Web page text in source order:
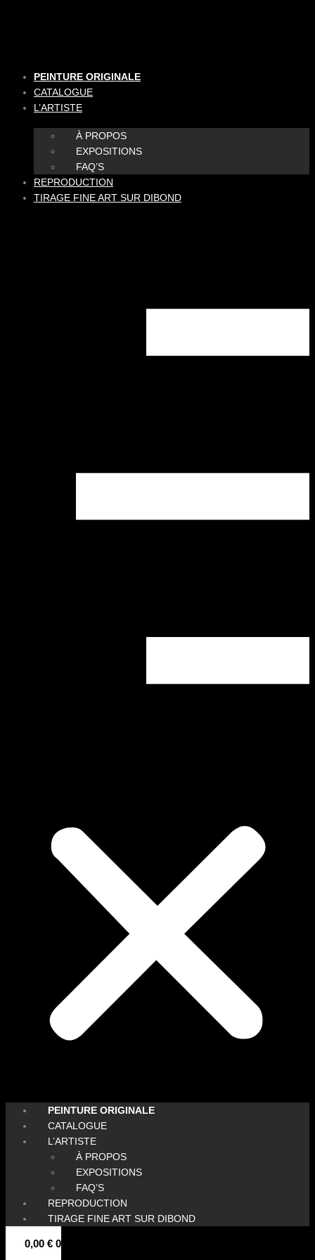
PEINTURE ORIGINALE
CATALOGUE
L’ARTISTE
À PROPOS
EXPOSITIONS
FAQ’S
REPRODUCTION
TIRAGE FINE ART SUR DIBOND
PEINTURE ORIGINALE
CATALOGUE
L’ARTISTE
À PROPOS
EXPOSITIONS
FAQ’S
REPRODUCTION
TIRAGE FINE ART SUR DIBOND
0,00 € 0